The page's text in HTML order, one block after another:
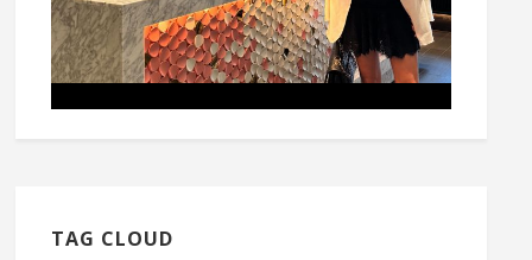
TAG CLOUD